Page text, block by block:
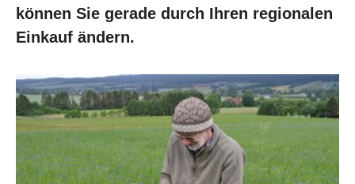
können Sie gerade durch Ihren regionalen
Einkauf ändern.